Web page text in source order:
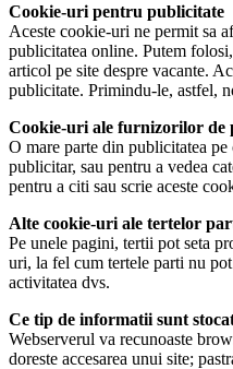
Cookie-uri pentru publicitate
Aceste cookie-uri ne permit sa
publicitatea online. Putem
articol pe site despre vacante.
publicitate. Primindu-le, astfel,
Cookie-uri ale furnizorilor de
O mare parte din publicitatea
publicitar, sau pentru a vedea
pentru a citi sau scrie aceste
Alte cookie-uri ale tertelor
Pe unele pagini, tertii pot seta
uri, la fel cum tertele parti nu
activitatea dvs.
Ce tip de informatii sunt
Webserverul va recunoaste
doreste accesarea unui site;